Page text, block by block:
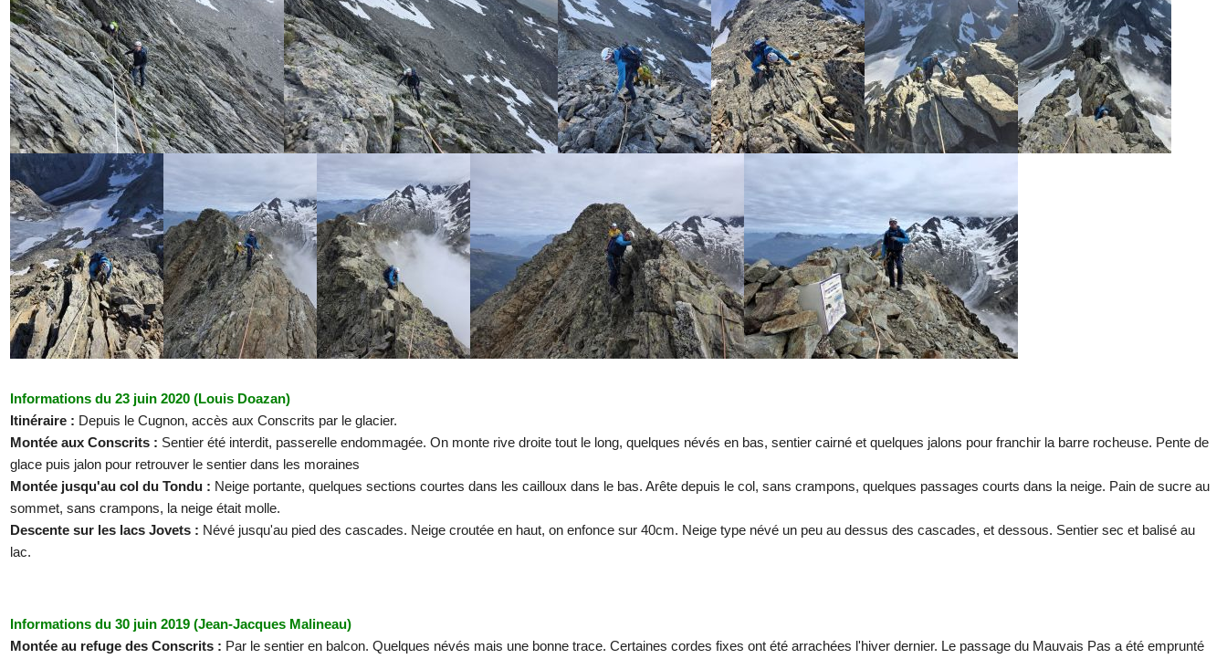
Informations du 23 juin 2020 (Louis Doazan)
Itinéraire : Depuis le Cugnon, accès aux Conscrits par le glacier.
Montée aux Conscrits : Sentier été interdit, passerelle endommagée. On monte rive droite tout le long, quelques névés en bas, sentier cairné et quelques jalons pour franchir la barre rocheuse. Pente de
glace puis jalon pour retrouver le sentier dans les moraines
Montée jusqu'au col du Tondu : Neige portante, quelques sections courtes dans les cailloux dans le bas. Arête depuis le col, sans crampons, quelques passages courts dans la neige. Pain de sucre au
sommet, sans crampons, la neige était molle.
Descente sur les lacs Jovets : Névé jusqu'au pied des cascades. Neige croutée en haut, on enfonce sur 40cm. Neige type névé un peu au dessus des cascades, et dessous. Sentier sec et balisé au
lac.
Informations du 30 juin 2019 (Jean-Jacques Malineau)
Montée au refuge des Conscrits : Par le sentier en balcon. Quelques névés mais une bonne trace. Certaines cordes fixes ont été arrachées l'hiver dernier. Le passage du Mauvais Pas a été emprunté